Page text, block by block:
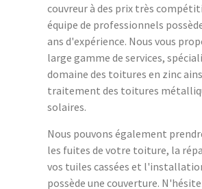
couvreur à des prix très
équipe de professionnels
ans d'expérience. Nous vous
large gamme de services,
domaine des toitures en zinc
traitement des toitures
solaires.
Nous pouvons également
les fuites de votre toiture, la
vos tuiles cassées et
possède une couverture.